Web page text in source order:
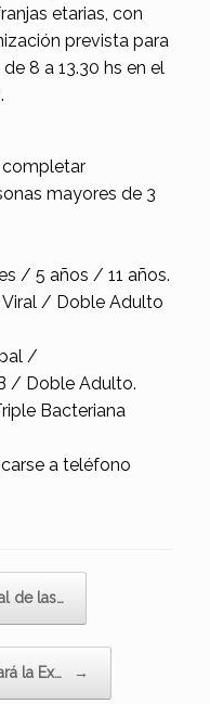
etarias, con
prevista para
8 a 13.30 hs en el
completar
mayores de 3
/ 5 años / 11 años.
/ Doble Adulto
/
/ Doble Adulto.
Bacteriana
a teléfono
de las…
la Ex… →